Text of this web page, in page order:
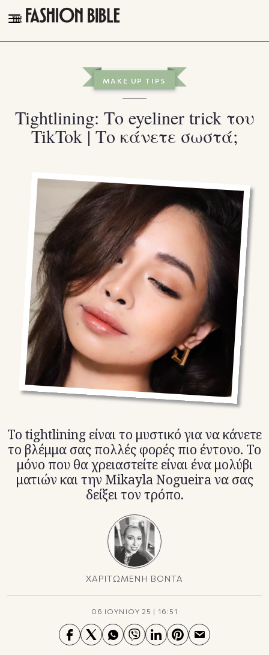
THE FASHION BIBLE
TALK OF THE TOWN
PLEASURES
FOLLOW
Facebook
Instagram
Youtube
TikTok
X(Twitter)
MAKE UP TIPS
Tightlining: Το eyeliner trick του
TikTok | Το κάνετε σωστά;
To tightlining είναι το μυστικό για να κάνετε
το βλέμμα σας πολλές φορές πιο έντονο. Το
μόνο που θα χρειαστείτε είναι ένα μολύβι
ματιών και την Mikayla Nogueira να σας
δείξει τον τρόπο.
ΧΑΡΙΤΩΜΕΝΗ ΒΟΝΤΑ
06 ΙΟΥΝΙΟΥ 25 | 16:51